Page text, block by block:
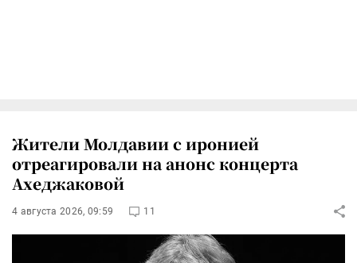
Жители Молдавии с иронией
отреагировали на анонс концерта
Ахеджаковой
4 августа 2026, 09:59 11